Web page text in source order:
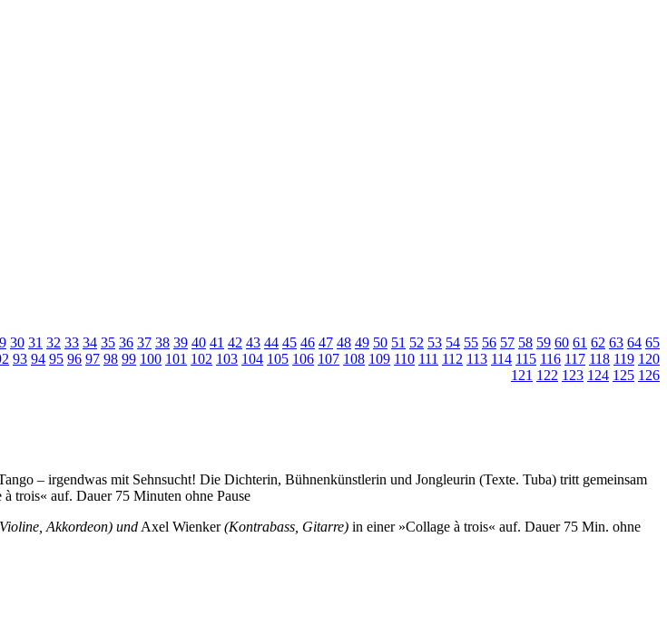
30 31 32 33 34 35 36 37 38 39 40 41 42 43 44 45 46 47 48 49 50 51 52 53 54 55 56 57 58 59 60 61 62 63 64 65
93 94 95 96 97 98 99 100 101 102 103 104 105 106 107 108 109 110 111 112 113 114 115 116 117 118 119 120
121 122 123 124 125 126
– irgendwas mit Sehnsucht! Die Dichterin, Bühnenkünstlerin und Jongleurin (Texte. Tuba) tritt gemeinsam
trois« auf. Dauer 75 Minuten ohne Pause
Akkordeon) undAxel Wienker(Kontrabass, Gitarre) in einer »Collage à trois« auf. Dauer 75 Min. ohne